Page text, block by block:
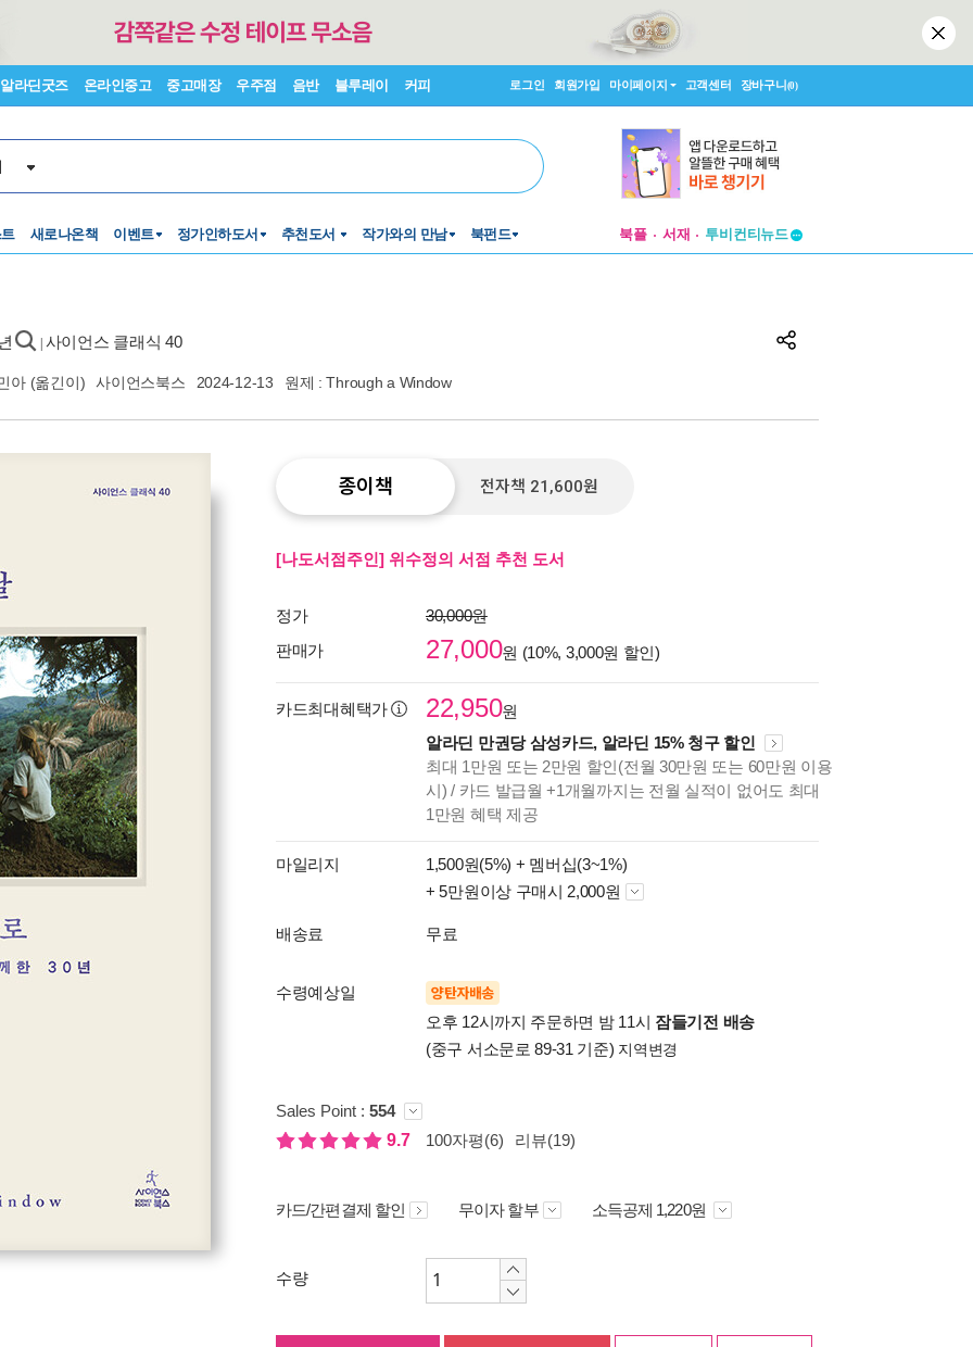
알라딘굿즈 온라인중고 중고매장 우주점 음반 블루레이 커피 로그인 회원가입 마이페이지 고객센터 장바구니(0)
새로나온책 이벤트 정가인하도서 추천도서 작가와의 만남 북펀드 북플 서재
창작플랫폼
사이언스 클래식 40
아(옮긴이) 사이언스북스 2024-12-13 원제 : Through a Window
종이책 전자책 21,600원
[나도서점주인] 위수정의 서점 추천 도서
정가
30,000원
판매가
27,000원 (10%, 3,000원 할인)
카드최대혜택가 22,950원
알라딘 만권당 삼성카드, 알라딘 15% 청구 할인
최대 1만원 또는 2만원 할인(전월 30만원 또는 60만원 이용
시) / 카드 발급월 +1개월까지는 전월 실적이 없어도 최대
1만원 혜택 제공
마일리지 1,500원(5%) + 멤버십(3~1%)
+ 5만원이상 구매시 2,000원
배송료 무료
수령예상일 양탄자배송
오후 12시까지 주문하면 밤 11시 잠들기전 배송
(중구 서소문로 89-31 기준) 지역변경
Sales Point : 554
9.7
100자평(6) 리뷰(19)
카드/간편결제 할인 무이자 할부 소득공제 1,220원
수량